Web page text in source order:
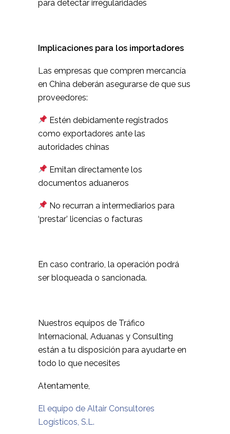
para detectar irregularidades
Implicaciones para los importadores
Las empresas que compren mercancía
en China deberán asegurarse de que sus
proveedores:
Estén debidamente registrados
como exportadores ante las
autoridades chinas
Emitan directamente los
documentos aduaneros
No recurran a intermediarios para
‘prestar’ licencias o facturas
En caso contrario, la operación podrá
ser bloqueada o sancionada.
Nuestros equipos de Tráfico
Internacional, Aduanas y Consulting
están a tu disposición para ayudarte en
todo lo que necesites
Atentamente,
El equipo de Altair Consultores
Logísticos, S.L.